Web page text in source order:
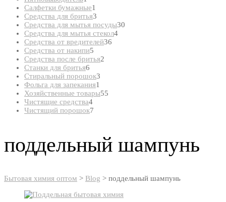
товар
Салфетки бумажные1
товар
Средства для бритья3
товара
Средства для мытья посуды30
Средства для мытья стекол44
Средства от вредителей36
Средства от накипи5
товаров
Средства после бритья2
Станки для бритья6
товаров
Стиральный порошок3
Фольга для запекания1
товар
Хозяйственные товары55
Чистящие средства44
товара
Чистящий порошок7
поддельный шампунь
Бытовая химия оптом > Blog > поддельный шампунь